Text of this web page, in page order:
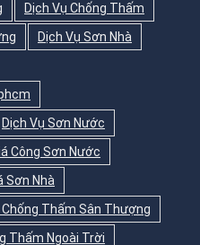
Dịch Vụ Chống Thấm
Dịch Vụ Sơn Nhà
Dịch Vụ Sơn Nước
Công Sơn Nước
Sơn Nhà
Chống Thấm Sân Thượng
Thấm Ngoài Trời